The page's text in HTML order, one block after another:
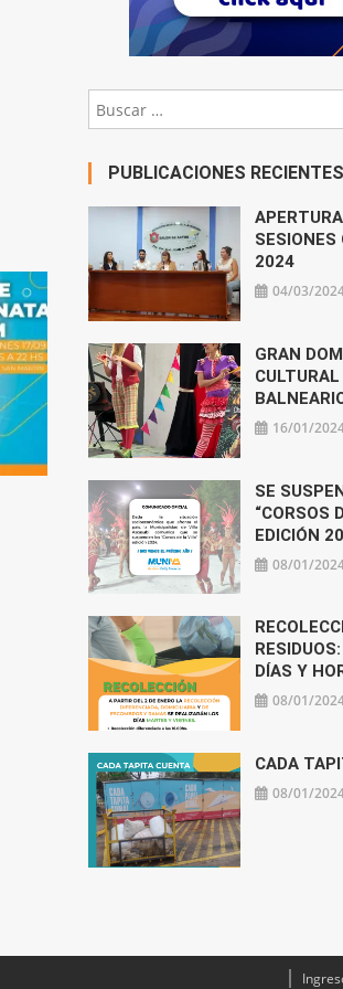
PUBLICACIONES RECIENTES
SESIONES
2024
04/03/
GRAN
16/01/
SE
“CORSOS
EDICIÓN
08/01/
DÍAS Y
08/01/
CADA
08/01/